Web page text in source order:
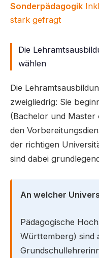
Sonderpädagogik
stark gefragt
Die
wählen
Die
zweigliedrig: Sie
(Bachelor und
den
der richtigen
sind dabei
An welcher
Pädagogische
Württemberg) sind